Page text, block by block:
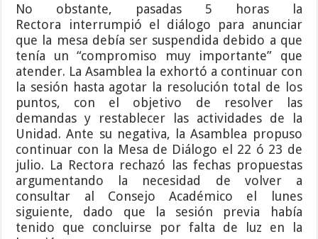
No obstante, pasadas 5 horas la
Rectora interrumpió el diálogo para anunciar
que la mesa debía ser suspendida debido a que
tenía un “compromiso muy importante” que
atender. La Asamblea la exhortó a continuar con
la sesión hasta agotar la resolución total de los
puntos, con el objetivo de resolver las
demandas y restablecer las actividades de la
Unidad. Ante su negativa, la Asamblea propuso
continuar con la Mesa de Diálogo el 22 ó 23 de
julio. La Rectora rechazó las fechas propuestas
argumentando la necesidad de volver a
consultar al Consejo Académico el lunes
siguiente, dado que la sesión previa había
tenido que concluirse por falta de luz en la